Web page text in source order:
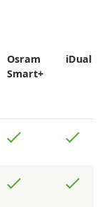
Osram
Smart+
iDual